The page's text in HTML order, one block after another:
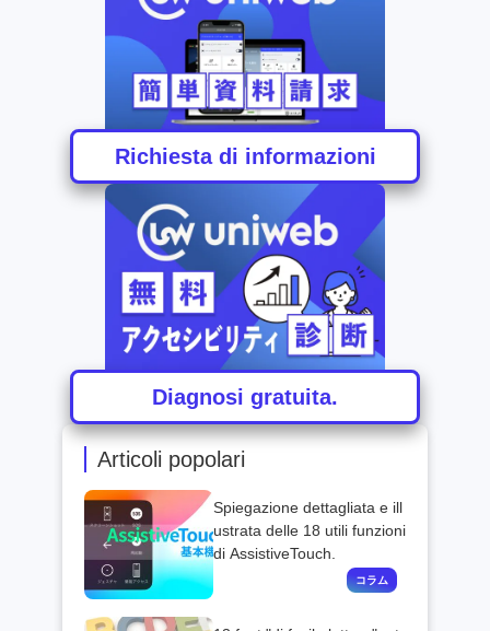
Articoli popolari
Spiegazione dettagliata e ill
ustrata delle 18 utili funzioni
di AssistiveTouch.
Richiesta di informazioni
Diagnosi gratuita.